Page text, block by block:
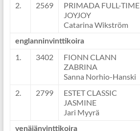
2. 2569
PRIMADA FULL-TIME
JOYJOY
Catarina Wikström
englanninvinttikoira
1. 3402
FIONN CLANN
ZABRINA
Sanna Norhio-Hanski
2. 2799
ESTET CLASSIC
JASMINE
Jari Myyrä
venäjänvinttikoira